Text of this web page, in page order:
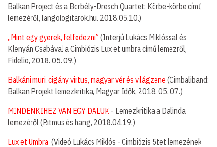
Balkan Project és a Borbély-Dresch Quartet: Körbe-körbe című
lemezéről, langologitarok.hu. 2018.05.10.)
„Mint egy gyerek, felfedezni” (Interjú Lukács Miklóssal és
Klenyán Csabával a Cimbiózis Lux et umbra című lemezről,
Fidelio, 2018. 05. 09.)
Balkáni muri, cigány virtus, magyar vér és világzene (Cimbaliband:
Balkan Projekt lemezkritika, Magyar Idők, 2018. 05. 07.)
MINDENKIHEZ VAN EGY DALUK - Lemezkritika a Dalinda
lemezéről (Ritmus és hang, 2018.04.19.)
Lux et Umbra (Videó Lukács Miklós - Cimbiózis 5tet lemezének